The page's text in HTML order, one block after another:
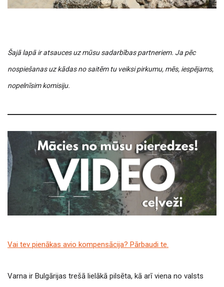
Šajā lapā ir atsauces uz mūsu sadarbības partneriem. Ja pēc
nospiešanas uz kādas no saitēm tu veiksi pirkumu, mēs, iespējams,
nopelnīsim komisiju.
Vai tev pienākas avio kompensācija? Pārbaudi te.
Varna ir Bulgārijas trešā lielākā pilsēta, kā arī viena no valsts